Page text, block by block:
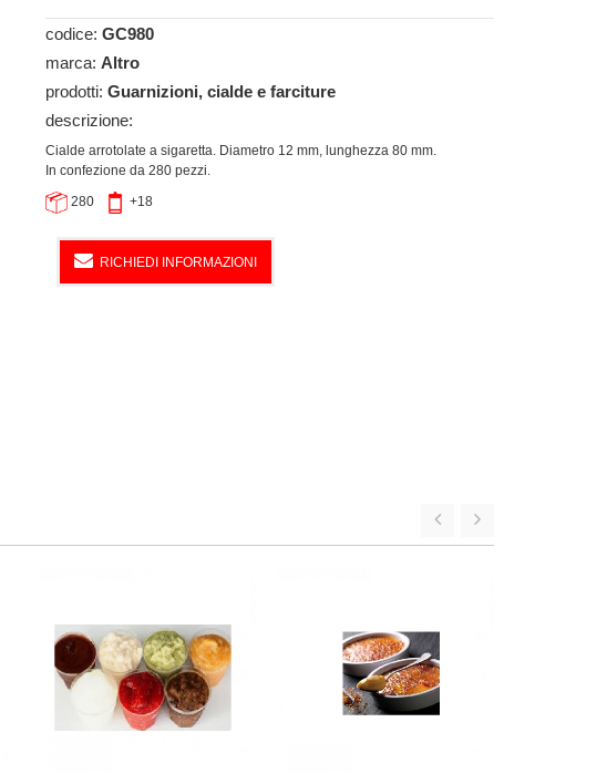
codice: GC980
marca: Altro
prodotti: Guarnizioni, cialde e farciture
descrizione:
Cialde arrotolate a sigaretta. Diametro 12 mm, lunghezza 80 mm.
In confezione da 280 pezzi.
280 +18
RICHIEDI INFORMAZIONI